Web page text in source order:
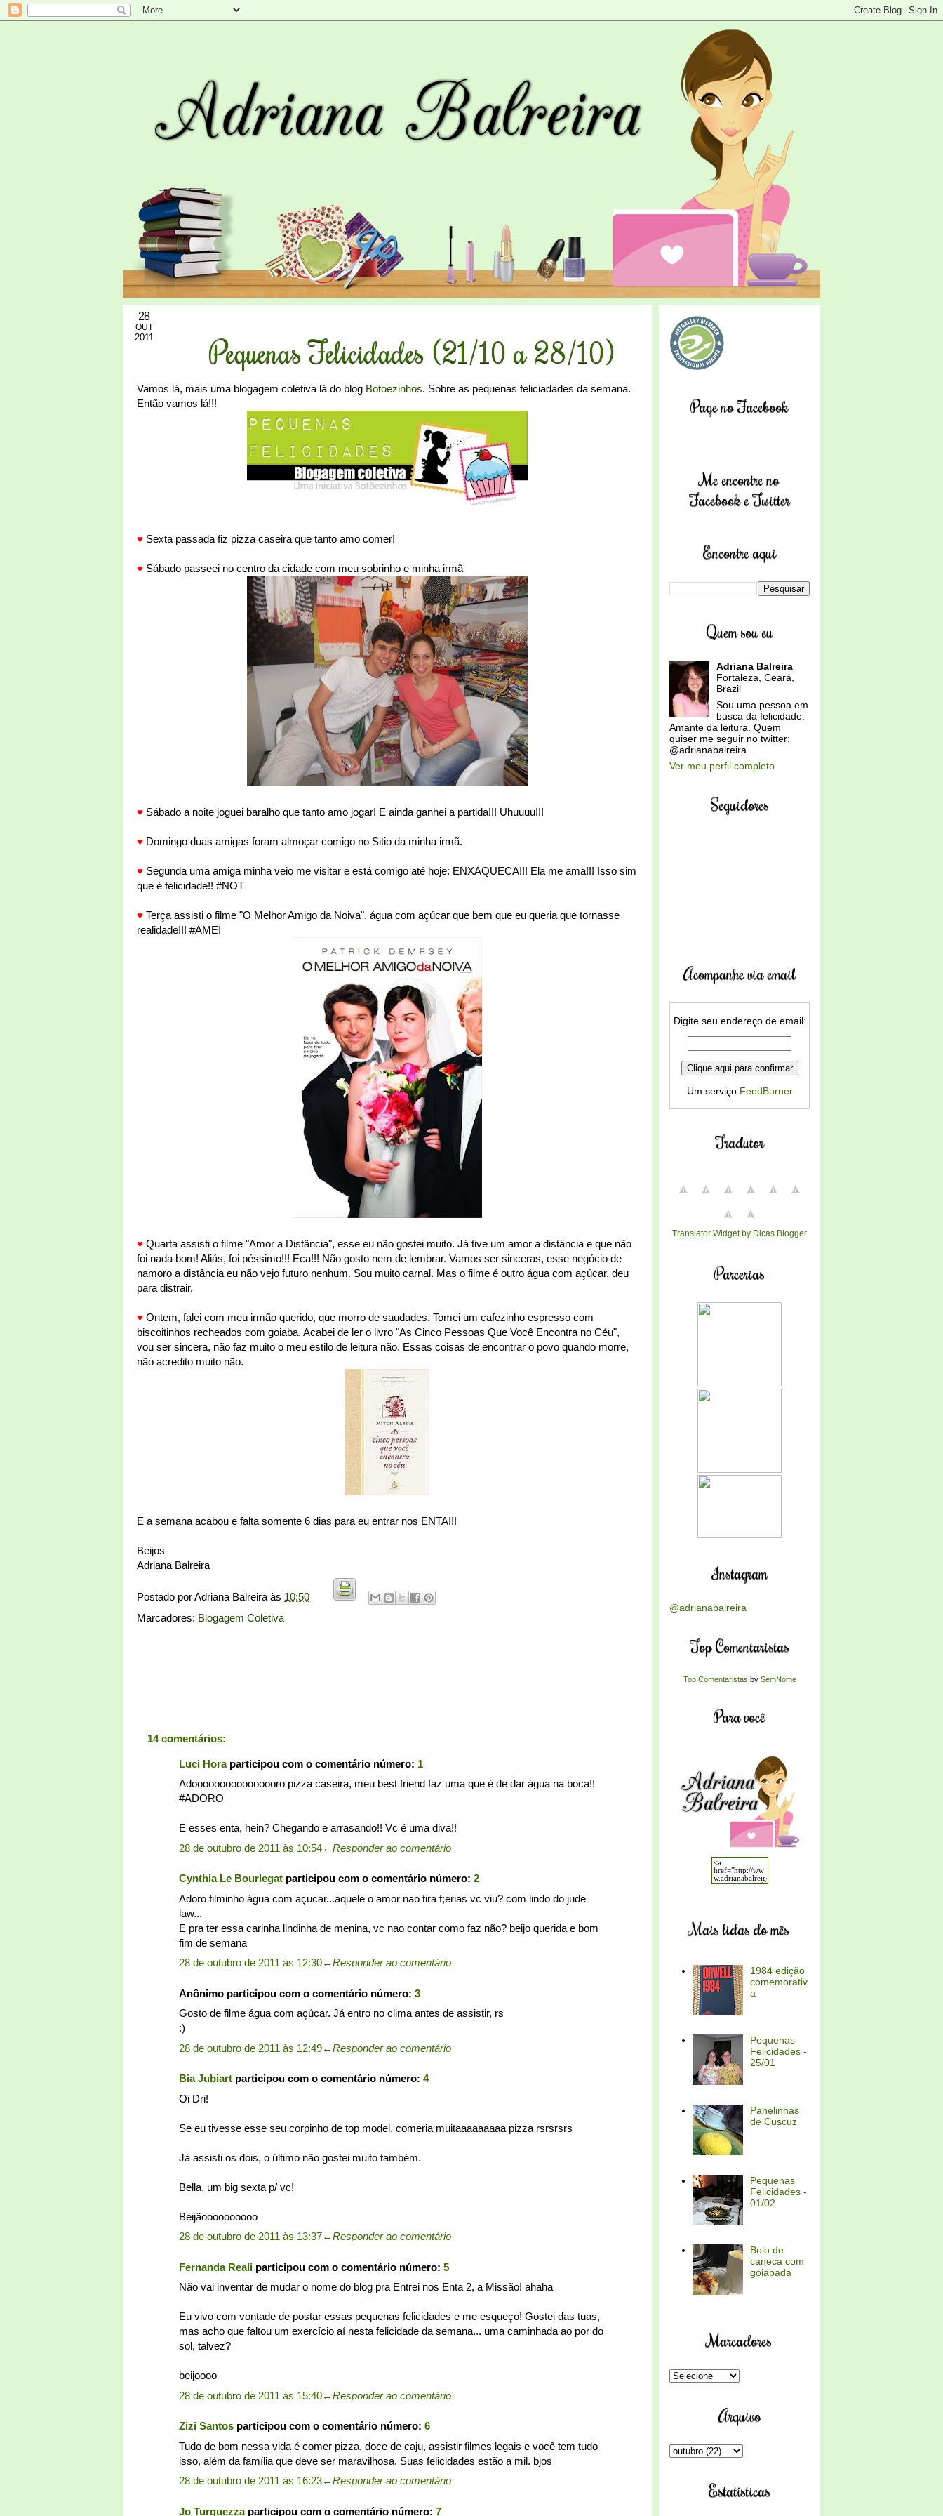
28
OUT
2011 Pequenas Felicidades (21/10 a 28/10)
Vamos lá, mais uma blogagem coletiva lá do blog Botoezinhos. Sobre as pequenas feliciadades da semana.
Então vamos lá!!!
♥ Sexta passada fiz pizza caseira que tanto amo comer!
♥ Sábado passeei no centro da cidade com meu sobrinho e minha irmã
♥ Sábado a noite joguei baralho que tanto amo jogar! E ainda ganhei a partida!!! Uhuuuu!!!
♥ Domingo duas amigas foram almoçar comigo no Sitio da minha irmã.
♥ Segunda uma amiga minha veio me visitar e está comigo até hoje: ENXAQUECA!!! Ela me ama!!! Isso sim
que é felicidade!! #NOT
♥ Terça assisti o filme "O Melhor Amigo da Noiva", água com açúcar que bem que eu queria que tornasse
realidade!!! #AMEI
♥ Quarta assisti o filme "Amor a Distância", esse eu não gostei muito. Já tive um amor a distância e que não
foi nada bom! Aliás, foi péssimo!!! Eca!!! Não gosto nem de lembrar. Vamos ser sinceras, esse negócio de
namoro a distância eu não vejo futuro nenhum. Sou muito carnal. Mas o filme é outro água com açúcar, deu
para distrair.
♥ Ontem, falei com meu irmão querido, que morro de saudades. Tomei um cafezinho espresso com
biscoitinhos recheados com goiaba. Acabei de ler o livro "As Cinco Pessoas Que Você Encontra no Céu",
vou ser sincera, não faz muito o meu estilo de leitura não. Essas coisas de encontrar o povo quando morre,
não acredito muito não.
E a semana acabou e falta somente 6 dias para eu entrar nos ENTA!!!
Beijos
Adriana Balreira
Postado porAdriana Balreira às 10:50
Marcadores: Blogagem Coletiva
14 comentários:
Luci Horaparticipou com o comentário número: 1
Adoooooooooooooooro pizza caseira, meu best friend faz uma que é de dar água na boca!!
#ADORO
E esses enta, hein? Chegando e arrasando!! Vc é uma diva!!
28 de outubro de 2011 às 10:54←Responder ao comentário
Cynthia Le Bourlegat participou com o comentário número: 2
Adoro filminho água com açucar...aquele o amor nao tira f;erias vc viu? com lindo do jude
law...
E pra ter essa carinha lindinha de menina, vc nao contar como faz não? beijo querida e bom
fim de semana
28 de outubro de 2011 às 12:30←Responder ao comentário
Anônimo participou com o comentário número: 3
Gosto de filme água com açúcar. Já entro no clima antes de assistir, rs
:)
28 de outubro de 2011 às 12:49←Responder ao comentário
Bia Jubiart participou com o comentário número: 4
Oi Dri!
Se eu tivesse esse seu corpinho de top model, comeria muitaaaaaaaaa pizza rsrsrsrs
Já assisti os dois, o último não gostei muito também.
Bella, um big sexta p/ vc!
Beijãoooooooooo
28 de outubro de 2011 às 13:37←Responder ao comentário
Fernanda Reali participou com o comentário número: 5
Não vai inventar de mudar o nome do blog pra Entrei nos Enta 2, a Missão! ahaha
Eu vivo com vontade de postar essas pequenas felicidades e me esqueço! Gostei das tuas,
mas acho que faltou um exercício aí nesta felicidade da semana... uma caminhada ao por do
sol, talvez?
beijoooo
28 de outubro de 2011 às 15:40←Responder ao comentário
Zizi Santos participou com o comentário número: 6
Tudo de bom nessa vida é comer pizza, doce de caju, assistir filmes legais e você tem tudo
isso, além da família que deve ser maravilhosa. Suas felicidades estão a mil. bjos
28 de outubro de 2011 às 16:23←Responder ao comentário
Jo Turquezzaparticipou com o comentário número: 7
Page no Facebook
Me encontre no
Facebook e Twitter
Encontre aqui
Quem sou eu
Adriana Balreira
Fortaleza, Ceará,
Brazil
Sou uma pessoa em
busca da felicidade.
Amante da leitura. Quem
quiser me seguir no twitter:
@adrianabalreira
Ver meu perfil completo
Seguidores
Acompanhe via email
Digite seu endereço de email:
Um serviço FeedBurner
Tradutor
Translator Widget by Dicas Blogger
Parcerias
Instagram
@adrianabalreira
Top Comentaristas
Top Comentaristas by SemNome
Para você
Mais lidas do mês
1984 edição
comemorativ
a
Pequenas
Felicidades -
25/01
Panelinhas
de Cuscuz
Pequenas
Felicidades -
01/02
Bolo de
caneca com
goiabada
Marcadores
Arquivo
Estatísticas